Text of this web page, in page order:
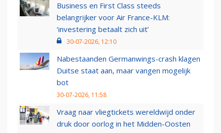
Business en First Class steeds
belangrijker voor Air France-KLM:
‘investering betaalt zich uit’
30-07-2026, 12:10
Nabestaanden Germanwings-crash klagen
Duitse staat aan, maar vangen mogelijk
bot
30-07-2026, 11:58
Vraag naar vliegtickets wereldwijd onder
druk door oorlog in het Midden-Oosten